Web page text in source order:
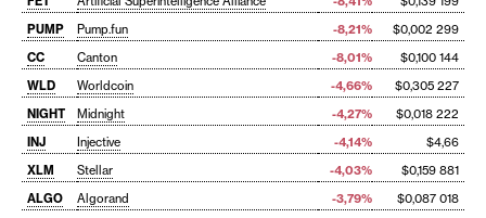
PUMP
Pump.fun -8,21%
$0,002 299
CC
Canton -8,01%
$0,100 144
WLD
Worldcoin -4,66%
$0,305 227
NIGHT
Midnight -4,27%
$0,018 222
INJ
Injective -4,14%
$4,66
XLM
Stellar -4,03%
$0,159 881
ALGO
Algorand -3,79%
$0,087 018